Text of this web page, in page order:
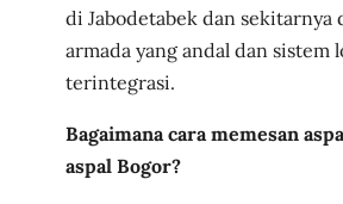
di Jabodetabek dan sekitarnya
armada yang andal dan sistem
terintegrasi.
Bagaimana cara memesan
aspal Bogor?